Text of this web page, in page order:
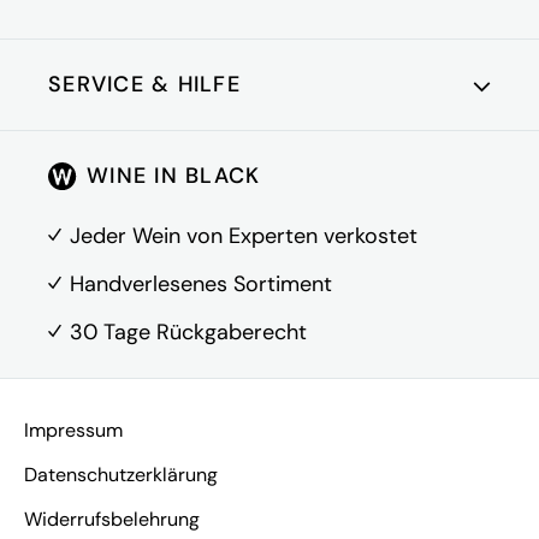
SERVICE & HILFE
Über Uns
FAQ
Vertrag widerrufen
WINE IN BLACK
Jeder Wein von Experten verkostet
Handverlesenes Sortiment
30 Tage Rückgaberecht
Impressum
Datenschutzerklärung
Widerrufsbelehrung